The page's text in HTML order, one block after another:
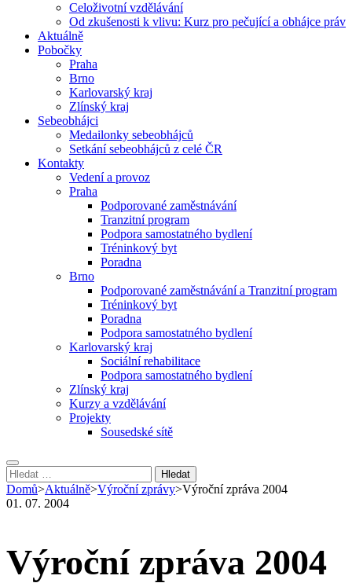
Celoživotní vzdělávání
Od zkušenosti k vlivu: Kurz pro pečující a obhájce práv
Aktuálně
Pobočky
Praha
Brno
Karlovarský kraj
Zlínský kraj
Sebeobhájci
Medailonky sebeobhájců
Setkání sebeobhájců z celé ČR
Kontakty
Vedení a provoz
Praha
Podporované zaměstnávání
Tranzitní program
Podpora samostatného bydlení
Tréninkový byt
Poradna
Brno
Podporované zaměstnávání a Tranzitní program
Tréninkový byt
Poradna
Podpora samostatného bydlení
Karlovarský kraj
Sociální rehabilitace
Podpora samostatného bydlení
Zlínský kraj
Kurzy a vzdělávání
Projekty
Sousedské sítě
Vyhledávání
Domů>Aktuálně>Výroční zprávy>Výroční zpráva 2004
01. 07. 2004
Výroční zpráva 2004